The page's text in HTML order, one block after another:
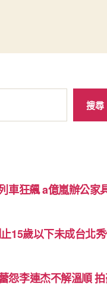
搜尋
車狂飆 a億嵐辦公家
15歲以下未成台北
怨李連杰不解溫順